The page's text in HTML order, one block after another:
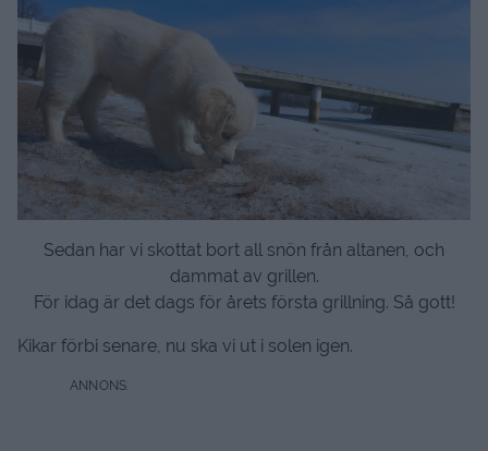
Sedan har vi skottat bort all snön från altanen, och
dammat av grillen.
För idag är det dags för årets första grillning. Så gott!
Kikar förbi senare, nu ska vi ut i solen igen.